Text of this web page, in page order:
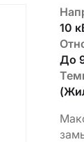
10
До